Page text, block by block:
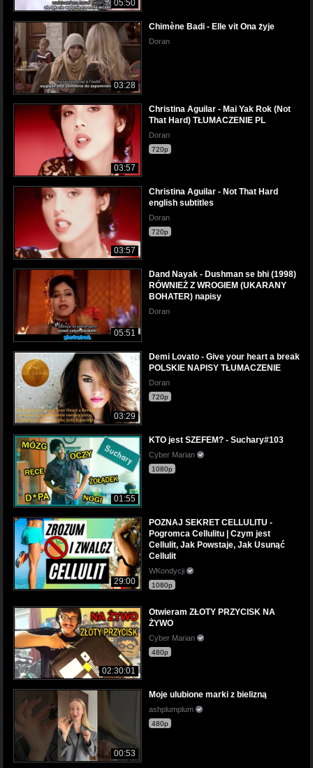
05:50
03:28
Chimène Badi - Elle vit Ona żyje
Doran
03:57
Christina Aguilar - Mai Yak Rok (Not
That Hard) TŁUMACZENIE PL
Doran
720p
03:57
Christina Aguilar - Not That Hard
english subtitles
Doran
720p
05:51
Dand Nayak - Dushman se bhi (1998)
RÓWNIEŻ Z WROGIEM (UKARANY
BOHATER) napisy
Doran
03:29
Demi Lovato - Give your heart a break
POLSKIE NAPISY TŁUMACZENIE
Doran
720p
01:55
KTO jest SZEFEM? - Suchary#103
Cyber Marian
1080p
29:00
POZNAJ SEKRET CELLULITU -
Pogromca Cellulitu | Czym jest
Cellulit, Jak Powstaje, Jak Usunąć
Cellulit
WKondycji
1080p
02:30:01
Otwieram ZŁOTY PRZYCISK NA
ŻYWO
Cyber Marian
480p
00:53
Moje ulubione marki z bielizną
ashplumplum
480p